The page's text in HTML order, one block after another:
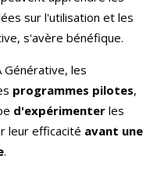
sur l'utilisation et les
s'avère bénéfique.
les
programmes pilotes,
d'expérimenter les
leur efficacité avant une
.